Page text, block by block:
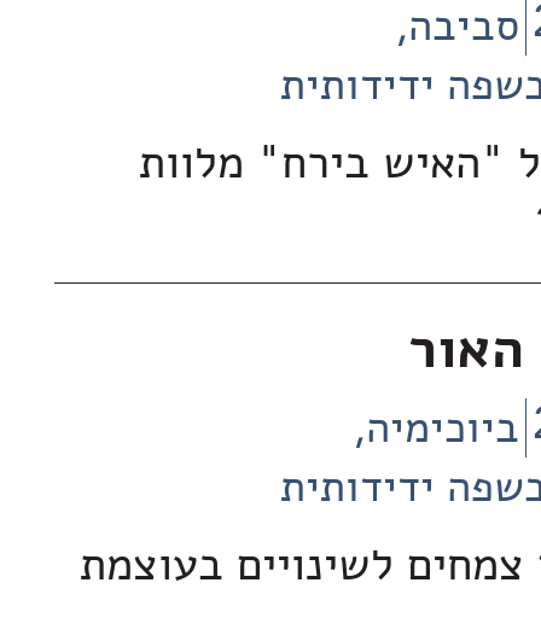
סביבה
ידידותית
"האיש בירח" מלוות
האור
ביוכימיה
ידידותית
צמחים לשינויים בעוצמת